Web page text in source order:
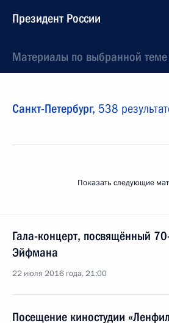
Президент России
Материалы по выбранной теме
Санкт-Петербург, 538
Показать следующие
Гала-концерт, посвящённый
Эйфмана
22 июля 2016 года, 21:00
Посещение киностудии